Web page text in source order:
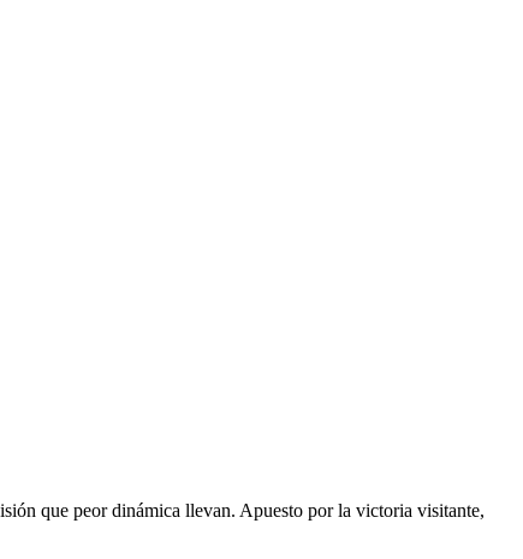
que peor dinámica llevan. Apuesto por la victoria visitante,